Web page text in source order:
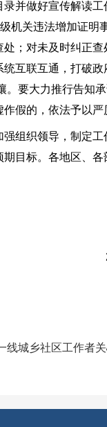
并做好宣传解读
机关违法增加证明
；对未及时纠正
互联互通，打破政
。要大力推行告知
假的，依法予以严
组织领导，制定
目标。各地区、各
线城乡社区工作者